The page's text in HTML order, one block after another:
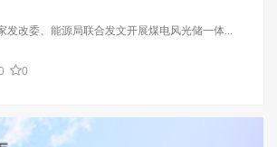
发改委、能源局联合发文开展煤电风光储一体...
0